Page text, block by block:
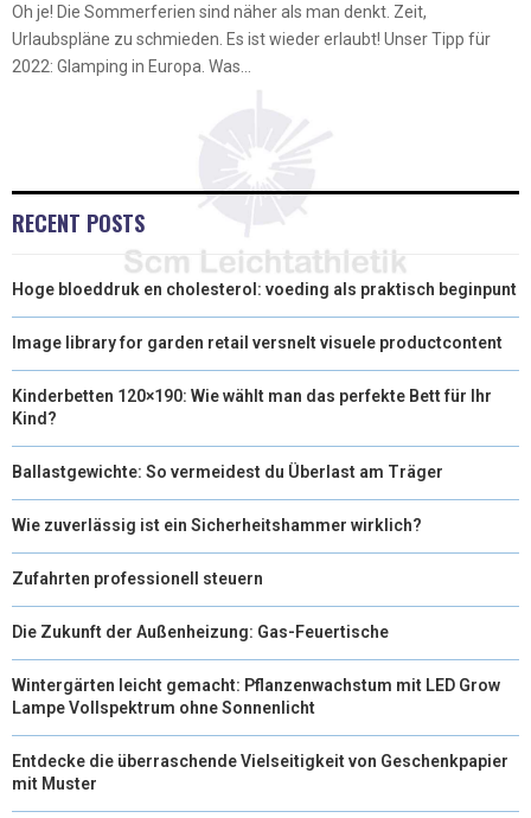
Oh je! Die Sommerferien sind näher als man denkt. Zeit,
Urlaubspläne zu schmieden. Es ist wieder erlaubt! Unser Tipp für
2022: Glamping in Europa. Was...
RECENT POSTS
Hoge bloeddruk en cholesterol: voeding als praktisch beginpunt
Image library for garden retail versnelt visuele productcontent
Kinderbetten 120×190: Wie wählt man das perfekte Bett für Ihr
Kind?
Ballastgewichte: So vermeidest du Überlast am Träger
Wie zuverlässig ist ein Sicherheitshammer wirklich?
Zufahrten professionell steuern
Die Zukunft der Außenheizung: Gas-Feuertische
Wintergärten leicht gemacht: Pflanzenwachstum mit LED Grow
Lampe Vollspektrum ohne Sonnenlicht
Entdecke die überraschende Vielseitigkeit von Geschenkpapier
mit Muster